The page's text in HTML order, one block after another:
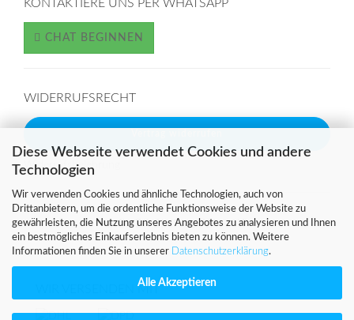
Diese Webseite verwendet Cookies und andere
Technologien
Wir verwenden Cookies und ähnliche Technologien, auch von
Drittanbietern, um die ordentliche Funktionsweise der Website zu
gewährleisten, die Nutzung unseres Angebotes zu analysieren und Ihnen
ein bestmögliches Einkaufserlebnis bieten zu können. Weitere
Informationen finden Sie in unserer
Datenschutzerklärung.
Alle Akzeptieren
KONTAKTIERE UNS PER WHATSAPP
CHAT BEGINNEN
WIDERRUFSRECHT
Widerrufsbelehrung
SICHER EINKAUFEN MIT
WIR VERSENDEN MIT